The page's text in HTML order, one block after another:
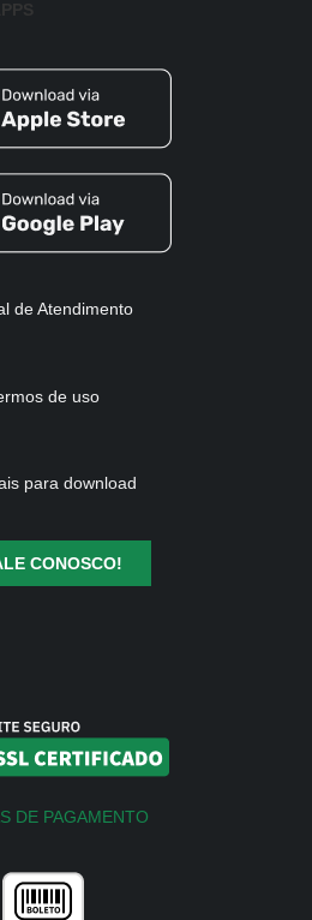
de Atendimento
de uso
para download
CONOSCO!
DE PAGAMENTO